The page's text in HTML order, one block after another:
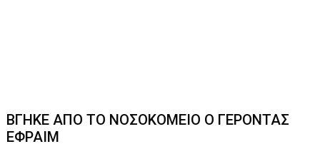
ΒΓΗΚΕ ΑΠΟ ΤΟ ΝΟΣΟΚΟΜΕΙΟ Ο ΓΕΡΟΝΤΑΣ
ΕΦΡΑΙΜ